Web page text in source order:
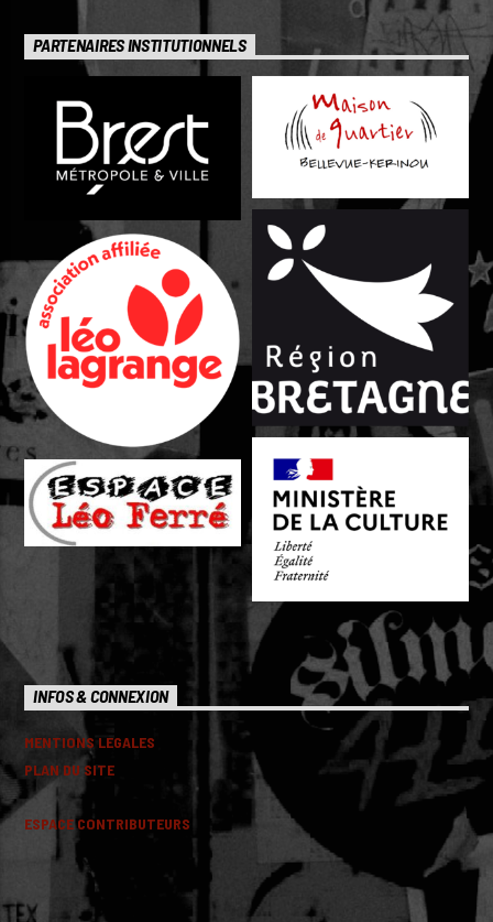
PARTENAIRES INSTITUTIONNELS
INFOS & CONNEXION
MENTIONS LEGALES
PLAN DU SITE
ESPACE CONTRIBUTEURS